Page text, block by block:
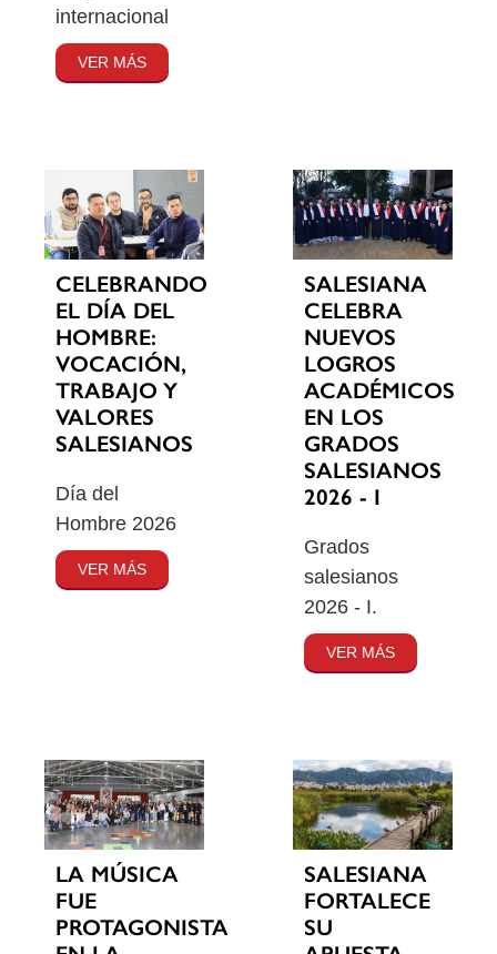
internacional
VER MÁS
CELEBRANDO
EL DÍA DEL
HOMBRE:
VOCACIÓN,
TRABAJO Y
VALORES
SALESIANOS
Día del
Hombre 2026
VER MÁS
SALESIANA
CELEBRA
NUEVOS
LOGROS
ACADÉMICOS
EN LOS
GRADOS
SALESIANOS
2026 - I
Grados
salesianos
2026 - I.
VER MÁS
LA MÚSICA
FUE
PROTAGONISTA
SALESIANA
FORTALECE
SU